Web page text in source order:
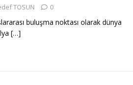
TOSUN 0
buluşma noktası olarak dünya
[…]